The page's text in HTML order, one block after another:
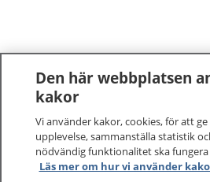
1177 –tryggt om din
På 1177.se får du råd om hälsa
sjukdomar och vilka
Den här webbplatsen
kakor
Vi använder kakor, cookies, för att
upplevelse, sammanställa statistik
nödvändig funktionalitet ska
Läs mer om hur vi använder